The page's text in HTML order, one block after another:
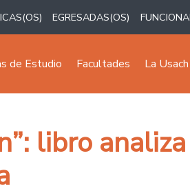
EGRESADAS(OS)
de Estudio Facultades La Usach
libro